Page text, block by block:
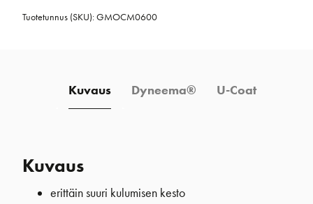
Tuotetunnus (SKU):GMOCM0600
Kuvaus Dyneema® U-Coat
Kuvaus
erittäin suuri kulumisen kesto